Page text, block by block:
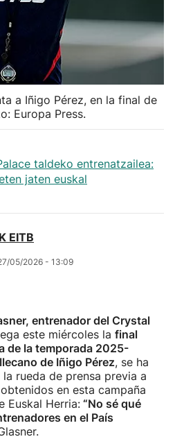
a Iñigo Pérez, en la final de
Europa Press.
taldeko entrenatzailea:
jaten euskal
EITB
05/2026 - 13:09
entrenador del Crystal
este miércoles la final
de la temporada 2025-
de Iñigo Pérez, se ha
rueda de prensa previa a
en esta campaña
Euskal Herria: “No sé qué
en el País